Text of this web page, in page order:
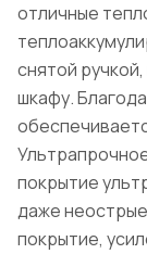
отличные
снятой
шкафу.
покрытие
даже
покрытие,